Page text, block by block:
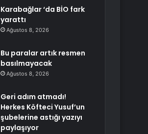
Karabağlar ‘da BİO fark
yarattı
Ağustos 8, 2026
Bu paralar artık resmen
basılmayacak
Ağustos 8, 2026
Geri adım atmadı!
Herkes Köfteci Yusuf’un
şubelerine astığı yazıyı
paylaşıyor